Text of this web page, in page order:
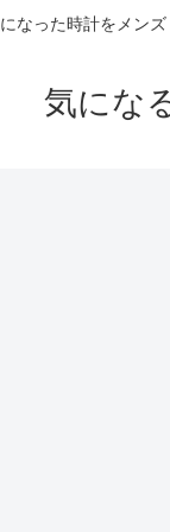
なった時計をメン
気にな